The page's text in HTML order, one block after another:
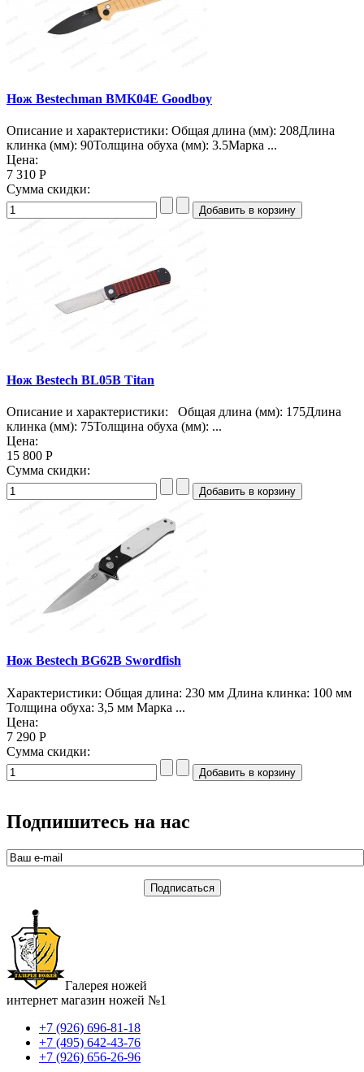
Нож Bestechman BMK04E Goodboy
Описание и характеристики: Общая длина (мм): 208Длина
клинка (мм): 90Толщина обуха (мм): 3.5Марка ...
Цена:
7 310 Р
Сумма скидки:
Нож Bestech BL05B Titan
Описание и характеристики: Общая длина (мм): 175Длина
клинка (мм): 75Толщина обуха (мм): ...
Цена:
15 800 Р
Сумма скидки:
Нож Bestech BG62B Swordfish
Характеристики: Общая длина: 230 мм Длина клинка: 100 мм
Толщина обуха: 3,5 мм Марка ...
Цена:
7 290 Р
Сумма скидки:
Подпишитесь на нас
Галерея ножей
интернет магазин ножей №1
+7 (926) 696-81-18
+7 (495) 642-43-76
+7 (926) 656-26-96